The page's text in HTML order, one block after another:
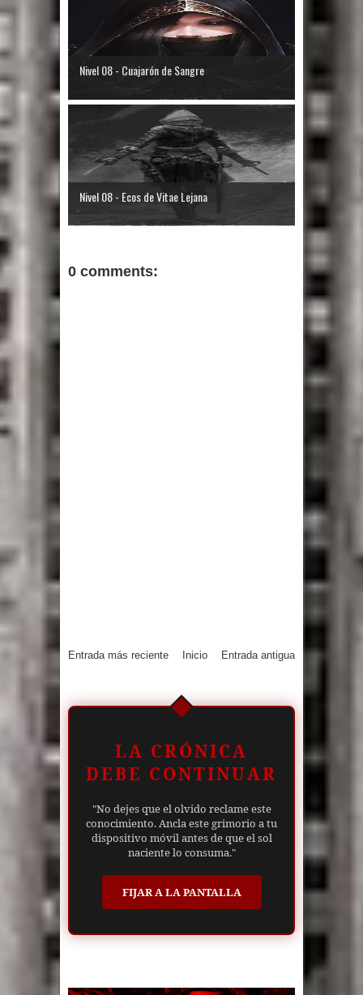
Nivel 08 - Cuajarón de Sangre
Nivel 08 - Ecos de Vitae Lejana
0 comments:
Entrada más reciente Entrada antigua
Inicio
LA CRÓNICA
DEBE CONTINUAR
"No dejes que el olvido reclame este
conocimiento. Ancla este grimorio a tu
dispositivo móvil antes de que el sol
naciente lo consuma."
FIJAR A LA PANTALLA